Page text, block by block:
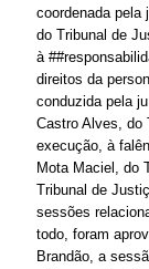
coordenada pela
do Tribunal de
à
direitos da
conduzida pela
Castro Alves, do
execução, à
Mota Maciel, do
Tribunal de
sessões
todo, foram
Brandão, a